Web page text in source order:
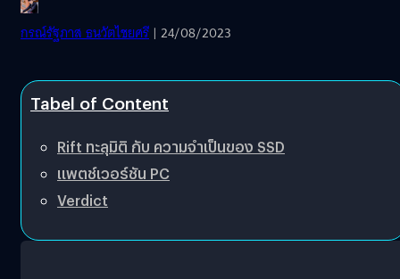
กรณ์รัฐภาส ธนวัตไชยศรี | 24/08/2023
Tabel of Content
Rift ทะลุมิติ กับ ความจำเป็นของ SSD
แพตช์เวอร์ชัน PC
Verdict